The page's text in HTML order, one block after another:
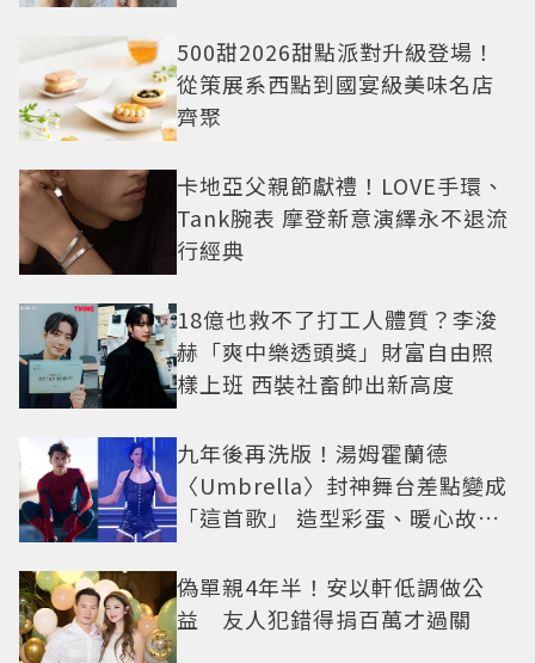
500甜2026甜點派對升級登場！
從策展系西點到國宴級美味名店
齊聚
卡地亞父親節獻禮！LOVE手環、
Tank腕表 摩登新意演繹永不退流
行經典
18億也救不了打工人體質？李浚
赫「爽中樂透頭獎」財富自由照
樣上班 西裝社畜帥出新高度
九年後再洗版！湯姆霍蘭德
〈Umbrella〉封神舞台差點變成
「這首歌」 造型彩蛋、暖心故事
偽單親4年半！安以軒低調做公
益 友人犯錯得捐百萬才過關